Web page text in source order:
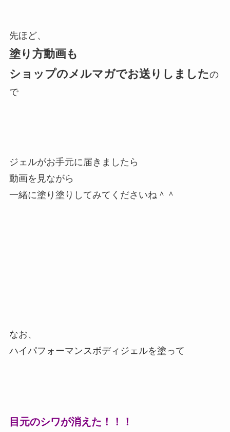
先ほど、
塗り方動画も
ショップのメルマガでお送りしましたの
で
ジェルがお手元に届きましたら
動画を見ながら
一緒に塗り塗りしてみてくださいね＾＾
なお、
ハイパフォーマンスボディジェルを塗って
目元のシワが消えた！！！